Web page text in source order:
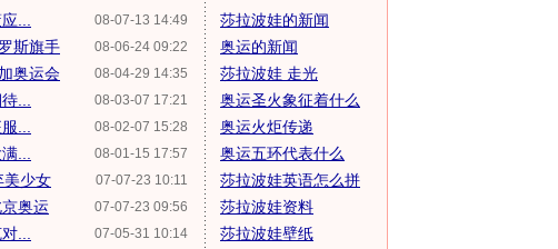
08-07-13 14:49
...
08-06-24 09:22
斯旗手
08-04-29 14:35
奥运会
08-03-07 17:21
...
08-02-07 15:28
...
08-01-15 17:57
...
07-07-23 10:11
美少女
07-07-23 09:56
奥运
07-05-31 10:14
...
莎拉波娃的新闻
奥运的新闻
莎拉波娃 走光
奥运圣火象征着什么
奥运火炬传递
奥运五环代表什么
莎拉波娃英语怎么拼
莎拉波娃资料
莎拉波娃壁纸